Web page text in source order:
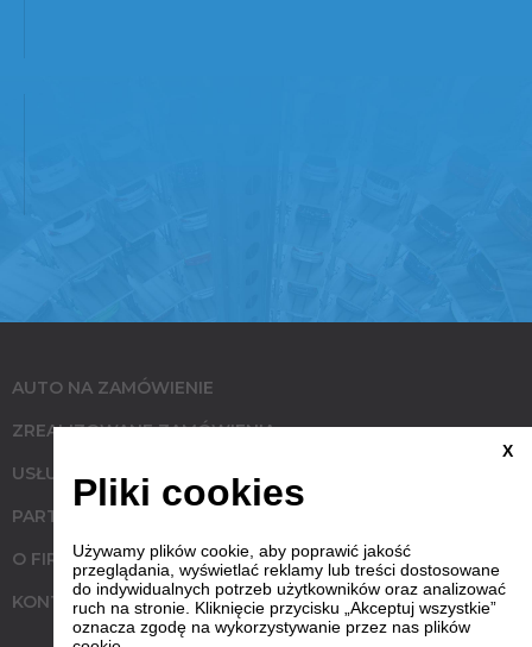
AUTO NA ZAMÓWIENIE
ZREALIZOWANE ZAMÓWIENIA
USŁUGI
PARTNERZY
O FIRMIE
KONTAKT
X
Pliki cookies
Używamy plików cookie, aby poprawić jakość
przeglądania, wyświetlać reklamy lub treści dostosowane
do indywidualnych potrzeb użytkowników oraz analizować
ruch na stronie. Kliknięcie przycisku „Akceptuj wszystkie”
oznacza zgodę na wykorzystywanie przez nas plików